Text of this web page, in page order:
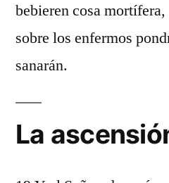
bebieren cosa
sobre los enfermos
sanarán.
La